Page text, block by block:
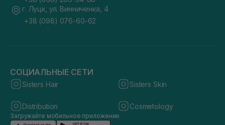
г. Луцк, ул. Винниченка, 4
+38 (098) 076-60-62
СОЦИАЛЬНЫЕ СЕТИ
Sisters Hair Sisters Skin
Distribution Cosmetology
Загружайте мобильное приложение